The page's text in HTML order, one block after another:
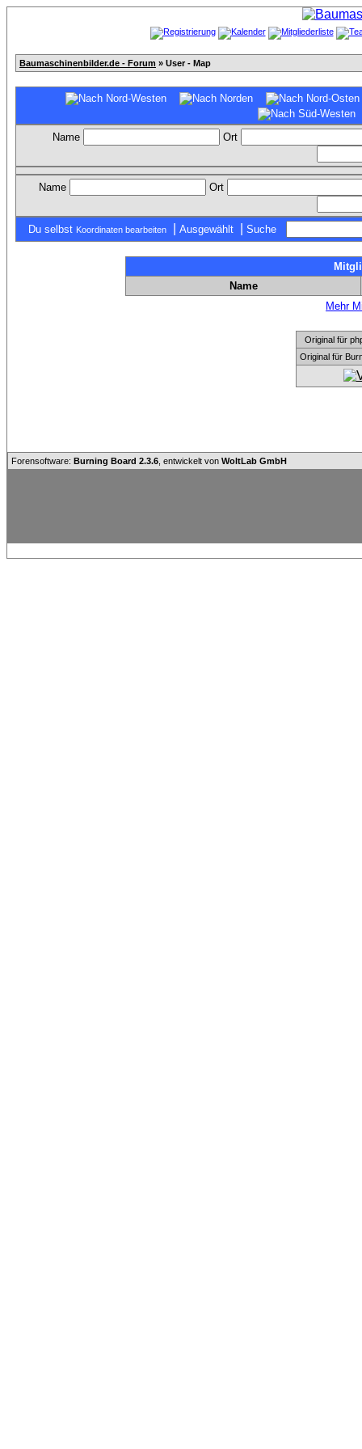
Baumaschinenbilder.de - Forum » User - Map
Name Ort
Name Ort
Du selbst Koordinaten bearbeiten Ausgewählt Suche
Name
Mehr
Original für
Original für
Forensoftware: Burning Board 2.3.6 , entwickelt von WoltLab GmbH